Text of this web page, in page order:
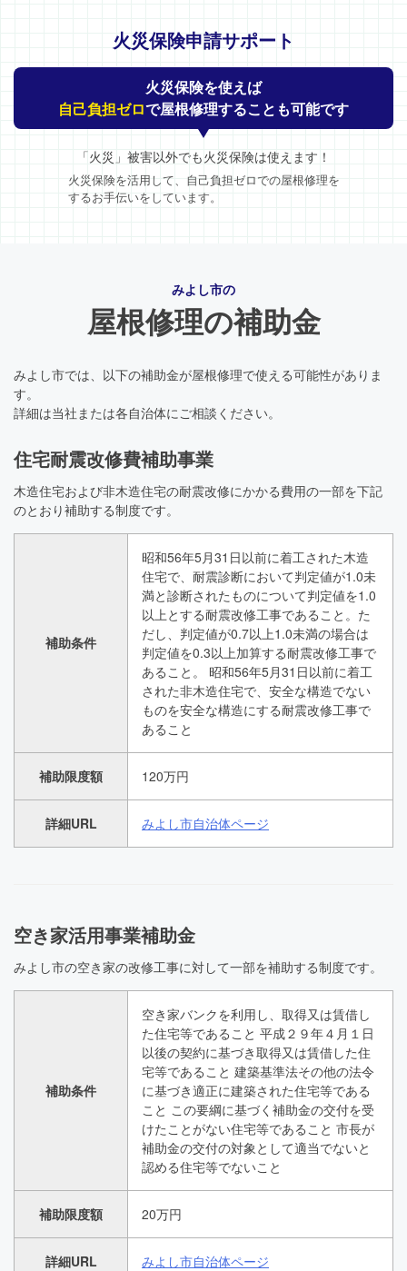
火災保険申請サポート
火災保険を使えば
自己負担ゼロで屋根修理することも可能です
「火災」被害以外でも火災保険は使えます！
火災保険を活用して、自己負担ゼロでの屋根修理を
するお手伝いをしています。
みよし市の
屋根修理の補助金
みよし市では、以下の補助金が屋根修理で使える可能性がありま
す。
詳細は当社または各自治体にご相談ください。
住宅耐震改修費補助事業
木造住宅および非木造住宅の耐震改修にかかる費用の一部を下記
のとおり補助する制度です。
補助条件
昭和56年5月31日以前に着工された木造
住宅で、耐震診断において判定値が1.0未
満と診断されたものについて判定値を1.0
以上とする耐震改修工事であること。た
だし、判定値が0.7以上1.0未満の場合は
判定値を0.3以上加算する耐震改修工事で
あること。 昭和56年5月31日以前に着工
された非木造住宅で、安全な構造でない
ものを安全な構造にする耐震改修工事で
あること
補助限度額 120万円
詳細URL みよし市自治体ページ
空き家活用事業補助金
みよし市の空き家の改修工事に対して一部を補助する制度です。
補助条件
空き家バンクを利用し、取得又は賃借し
た住宅等であること 平成２９年４月１日
以後の契約に基づき取得又は賃借した住
宅等であること 建築基準法その他の法令
に基づき適正に建築された住宅等である
こと この要綱に基づく補助金の交付を受
けたことがない住宅等であること 市長が
補助金の交付の対象として適当でないと
認める住宅等でないこと
補助限度額 20万円
詳細URL みよし市自治体ページ